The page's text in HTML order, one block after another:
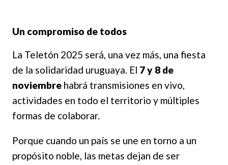
Un compromiso de todos
La Teletón 2025 será, una vez más, una fiesta
de la solidaridad uruguaya. El 7 y 8 de
noviembre habrá transmisiones en vivo,
actividades en todo el territorio y múltiples
formas de colaborar.
Porque cuando un país se une en torno a un
propósito noble, las metas dejan de ser